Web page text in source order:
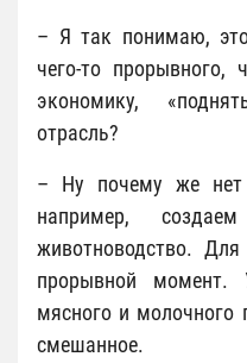
– Я так понимаю,
чего-то прорывного,
экономику,
отрасль?
– Ну почему же нет
например,
животноводство.
прорывной
мясного и молочного
смешанное.